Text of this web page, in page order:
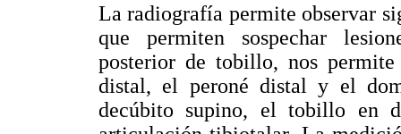
La radiografía permite observar
que permiten sospechar
posterior de tobillo, nos
distal, el peroné distal y el
decúbito supino, el tobillo en